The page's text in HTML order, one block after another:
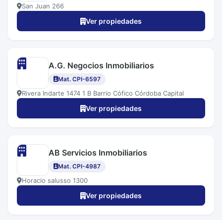
San Juan 266
Ver propiedades
A.G. Negocios Inmobiliarios
Mat. CPI-6597
Rivera Indarte 1474 1 B Barrio Cófico Córdoba Capital
Ver propiedades
AB Servicios Inmobiliarios
Mat. CPI-4987
Horacio salusso 1300
Ver propiedades